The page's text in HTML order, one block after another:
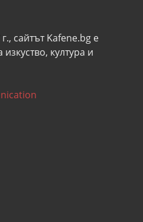
сайтът Kafene.bg e
култура и